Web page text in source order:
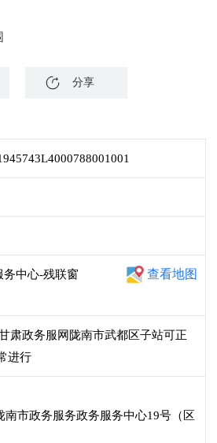
分享
中心-残联窗
查看地图
肃政务服网陇南市武都区子站可正
进行
市政务服务政务服务中心19号（区